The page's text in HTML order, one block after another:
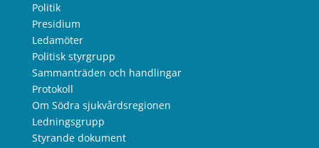
Politik
Presidium
Ledamöter
Politisk styrgrupp
Sammanträden och handlingar
Protokoll
Om Södra sjukvårdsregionen
Ledningsgrupp
Styrande dokument